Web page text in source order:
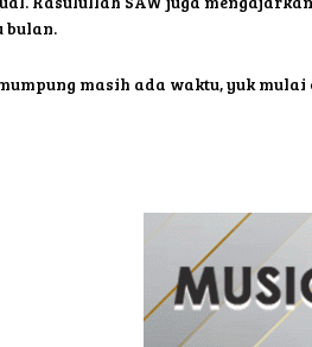
bulan.
masih ada waktu, yuk